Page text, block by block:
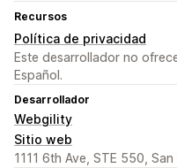
Recursos
Política de privacidad
Este desarrollador no
Español.
Desarrollador
Webgility
Sitio web
1111 6th Ave, STE 550,